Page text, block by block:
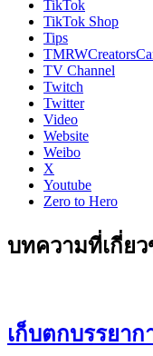
TikTok
TikTok Shop
Tips
TV Channel
Twitch
Twitter
Video
Website
Weibo
X
Youtube
Zero to Hero
บทความที่เกี่ยว
เก็บตกบรรยาก